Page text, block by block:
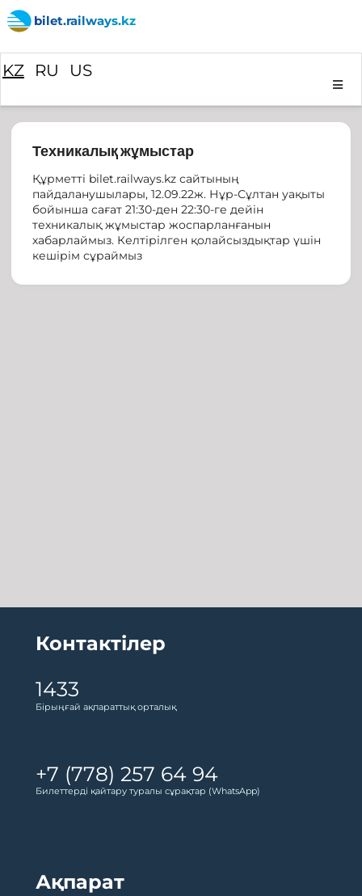
bilet.railways.kz
KZ RU US
Техникалық жұмыстар
Құрметтi bilet.railways.kz сайтының
пайдаланушылары, 12.09.22ж. Нұр-Сұлтан уақыты
бойынша сағат 21:30-ден 22:30-ге дейін
техникалық жұмыстар жоспарланғанын
хабарлаймыз. Келтірілген қолайсыздықтар үшін
кешірім сұраймыз
Контактілер
1433
Бірыңғай ақпараттық орталық
+7 (778) 257 64 94
Билеттерді қайтару туралы сұрақтар (WhatsApp)
Ақпарат